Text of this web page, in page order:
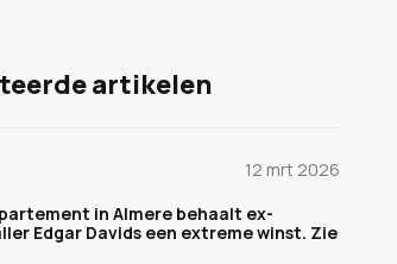
artikelen
12 mrt 2026
in Almere behaalt ex-
Edgar Davids een extreme winst. Zie